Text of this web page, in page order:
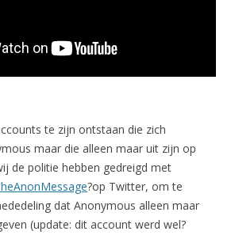
te zijn ontstaan die zich
maar die alleen maar uit zijn op
de politie hebben gedreigd met
?op Twitter, om te
dat Anonymous alleen maar
(update: dit account werd wel?